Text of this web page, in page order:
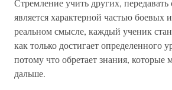
Стремление учить других, передавать
является характерной частью боевых
реальном смысле, каждый ученик
как только достигает определенного
потому что обретает знания, которые
дальше.